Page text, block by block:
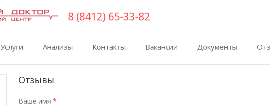
8 (8412) 65-33-82
Услуги Анализы Контакты Вакансии Документы
Отзывы
Ваше имя*